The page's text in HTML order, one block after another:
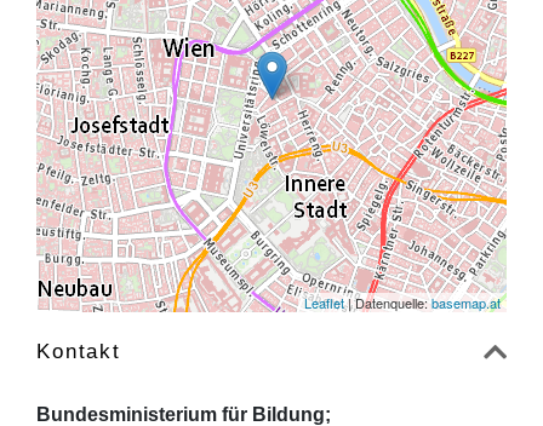
Leaflet| Datenquelle:basemap.at
Kontakt
Bundesministerium für Bildung;